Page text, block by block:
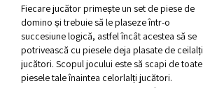
Fiecare jucător primește un set de piese de
domino și trebuie să le plaseze într-o
succesiune logică, astfel încât acestea să se
potrivească cu piesele deja plasate de ceilalți
jucători. Scopul jocului este să scapi de toate
piesele tale înaintea celorlalți jucători.